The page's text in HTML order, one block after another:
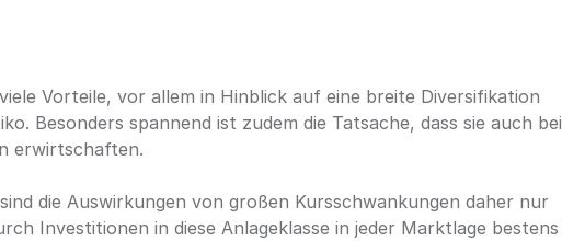
Vorteile, vor allem in Hinblick auf eine breite Diversifikation
Besonders spannend ist zudem die Tatsache, dass sie auch bei
erwirtschaften.
die Auswirkungen von großen Kursschwankungen daher nur
Investitionen in diese Anlageklasse in jeder Marktlage bestens